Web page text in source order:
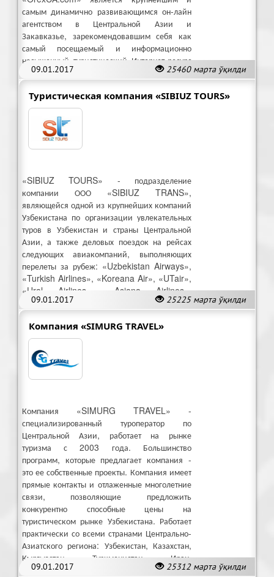
09.01.2017 25460 марта ўқилди
самым динамично развивающимся он-лайн
агентством в Центральной Азии и
Закавказье, зарекомендовавшим себя как
самый посещаемый и информационно
насыщенный туристический Интернет-ресурс
по данным регионам.
Туристическая компания «SIBIUZ TOURS»
09.01.2017 25225 марта ўқилди
«SIBIUZ TOURS» - подразделение
компании ООО «SIBIUZ TRANS»,
являющейся одной из крупнейших компаний
Узбекистана по организации увлекательных
туров в Узбекистан и страны Центральной
Азии, а также деловых поездок на рейсах
следующих авиакомпаний, выполняющих
перелеты за рубеж: «Uzbekistan Airways»,
«Turkish Airlines», «Koreana Air», «UTair»,
«Ural Airlines», «Asiana Airlines»,
«Аэрофлот».
Компания «SIMURG TRAVEL»
09.01.2017 25312 марта ўқилди
Компания «SIMURG TRAVEL» -
специализированный туроператор по
Центральной Азии, работает на рынке
туризма с 2003 года. Большинство
программ, которые предлагает компания -
это ее собственные проекты. Компания имеет
прямые контакты и отлаженные многолетние
связи, позволяющие предложить
конкурентно способные цены на
туристическом рынке Узбекистана. Работает
практически со всеми странами Центрально-
Азиатского региона: Узбекистан, Казахстан,
Кыргызстан, Туркменистан, Иран,
Таджикистан.